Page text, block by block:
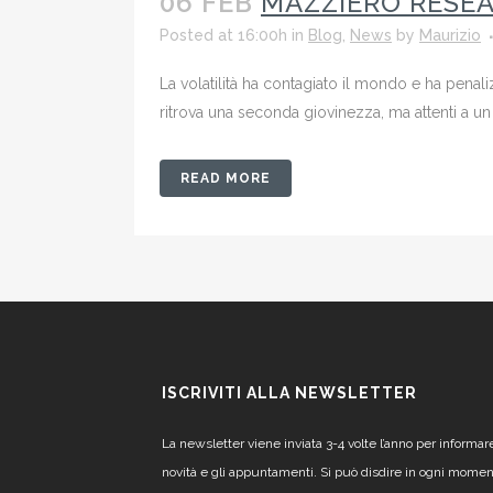
Posted at 16:00h in Blog News by Maurizio
La volatilità ha contagiato il mondo e ha
ritrova una seconda giovinezza, ma attenti a
READ MORE
ISCRIVITI ALLA NEWSLETTER
La newsletter viene inviata 3-4 volte l’anno per
novità e gli appuntamenti. Si può disdire in ogni